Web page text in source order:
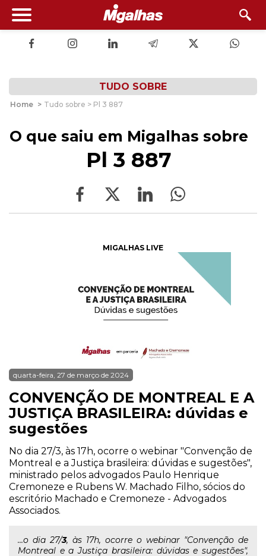
TUDO SOBRE
Home > Tudo sobre > Pl 3 887
O que saiu em Migalhas sobre
Pl 3 887
MIGALHAS LIVE
quarta-feira, 27 de março de 2024
CONVENÇÃO DE MONTREAL E A
JUSTIÇA BRASILEIRA: dúvidas e
sugestões
No dia 27/3, às 17h, ocorre o webinar "Convenção de
Montreal e a Justiça brasileira: dúvidas e sugestões",
ministrado pelos advogados Paulo Henrique
Cremoneze e Rubens W. Machado Filho, sócios do
escritório Machado e Cremoneze - Advogados
Associados.
...o dia 27/3, às 17h, ocorre o webinar "Convenção de
Montreal e a Justiça brasileira: dúvidas e sugestões",